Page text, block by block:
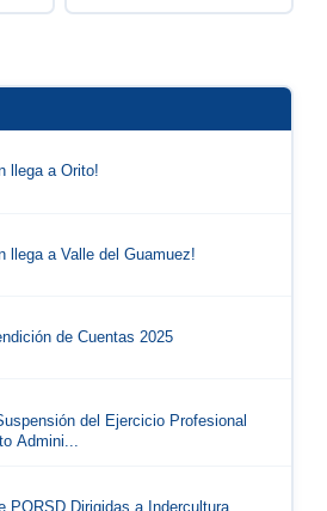
llega a Orito!
llega a Valle del Guamuez!
de Cuentas 2025
del Ejercicio Profesional
Admini...
PQRSD Dirigidas a Indercultura